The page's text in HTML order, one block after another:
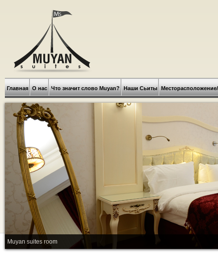
Главная О нас Что значит слово Muyan? Наши Сьиты
Muyan suites room